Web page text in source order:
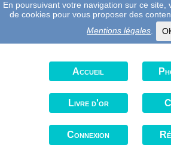
En poursuivant votre navigation sur ce site,
de cookies pour vous proposer des
Mentions légales.
Accueil
Livre d'or
Connexion